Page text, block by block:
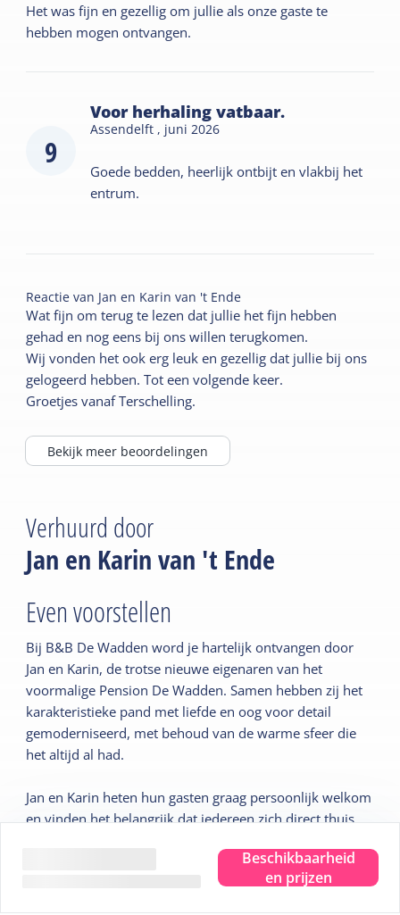
Beschikbaarheid
en prijzen
Het was fijn en gezellig om jullie als onze gaste te
hebben mogen ontvangen.
9
Voor herhaling vatbaar.
Assendelft , juni 2026
Goede bedden, heerlijk ontbijt en vlakbij het
entrum.
Reactie van Jan en Karin van 't Ende
Wat fijn om terug te lezen dat jullie het fijn hebben
gehad en nog eens bij ons willen terugkomen.
Wij vonden het ook erg leuk en gezellig dat jullie bij ons
gelogeerd hebben. Tot een volgende keer.
Groetjes vanaf Terschelling.
Bekijk meer beoordelingen
Verhuurd door
Jan en Karin van 't Ende
Even voorstellen
Bij B&B De Wadden word je hartelijk ontvangen door
Jan en Karin, de trotse nieuwe eigenaren van het
voormalige Pension De Wadden. Samen hebben zij het
karakteristieke pand met liefde en oog voor detail
gemoderniseerd, met behoud van de warme sfeer die
het altijd al had.
Jan en Karin heten hun gasten graag persoonlijk welkom
en vinden het belangrijk dat iedereen zich direct thuis
een vriendelijk woord, een goed ontbijt en de tijd
nemen voor een gezellig praatje.